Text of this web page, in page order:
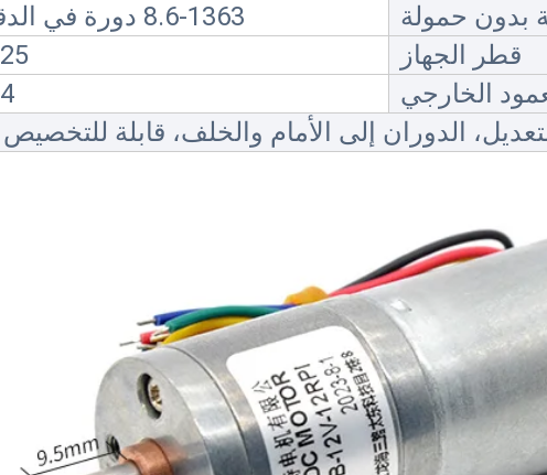
بدون حمولة
8.6-1363 دورة في الدقيقة
قطر الجهاز
25ملم
الخارجي
4ملم
الدوران إلى الأمام والخلف، قابلة للتخصيص